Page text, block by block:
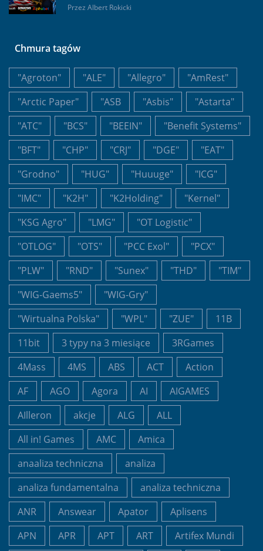
Przez Albert Rokicki
Chmura tagów
"Agroton" "ALE" "Allegro"
"AmRest"
"Arctic Paper"
"ASB "Asbis"
"Astarta"
"ATC"
"BCS" "BEEIN"
"Benefit Systems"
"BFT"
"CHP" "CRJ" "DGE"
"EAT"
"Grodno"
"HUG" "Huuuge"
"ICG"
"IMC"
"K2H" "K2Holding"
"Kernel"
"KSG Agro"
"LMG"
"OT Logistic"
"OTLOG"
"OTS" "PCC Exol"
"PCX"
"PLW"
"RND" "Sunex" "THD"
"TIM"
"WIG-Gaems5"
"WIG-Gry"
"Wirtualna Polska"
"WPL" "ZUE"
11B
11bit
3 typy na 3 miesiące
3RGames
4Mass
4MS ABS ACT
Action
AF
AGO Agora AI
AIGAMES
AIlleron
akcje ALG
ALL
All in! Games
AMC
Amica
anaaliza techniczna
analiza
analiza fundamentalna
analiza techniczna
ANR
Answear Apator
Aplisens
APN
APR APT ART
Artifex Mundi